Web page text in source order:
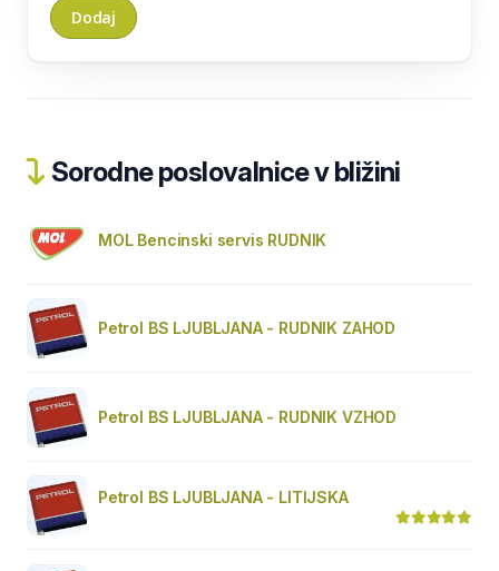
Sorodne poslovalnice v bližini
MOL Bencinski servis RUDNIK
Petrol BS LJUBLJANA - RUDNIK ZAHOD
Petrol BS LJUBLJANA - RUDNIK VZHOD
Petrol BS LJUBLJANA - LITIJSKA